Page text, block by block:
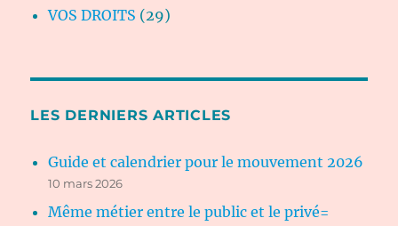
VOS DROITS (29)
LES DERNIERS ARTICLES
Guide et calendrier pour le mouvement 2026
10 mars 2026
Même métier entre le public et le privé=